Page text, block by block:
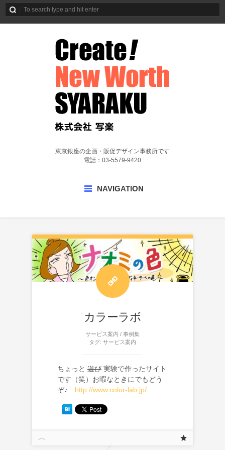
東京銀座の企画・販促デザイン事務所です
電話：03-5579-9420
NAVIGATION
カラーラボ
サービス案内 / 事例集
タグ: サービス案内
ちょっと 遊び 実験で作ったサイト
です（笑）お暇なときにでもどう
ぞ♪ http://www.color-lab.jp/